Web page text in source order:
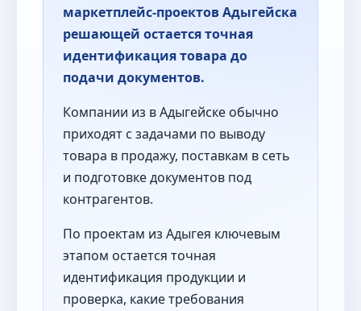
маркетплейс-проектов Адыгейска
решающей остается точная
идентификация товара до
подачи документов.
Компании из в Адыгейске обычно
приходят с задачами по выводу
товара в продажу, поставкам в сеть
и подготовке документов под
контрагентов.
По проектам из Адыгея ключевым
этапом остается точная
идентификация продукции и
проверка, какие требования